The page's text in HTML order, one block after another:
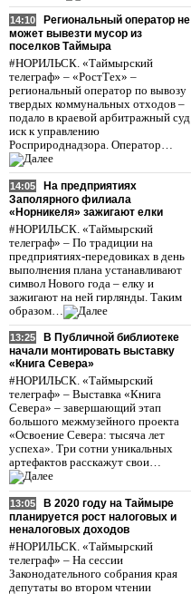
14:10
Региональный оператор не
может вывезти мусор из
поселков Таймыра
#НОРИЛЬСК. «Таймырский
телеграф» – «РостТех» –
региональный оператор по вывозу
твердых коммунальных отходов –
подало в краевой арбитражный суд
иск к управлению
Росприроднадзора. Оператор…
14:05
На предприятиях
Заполярного филиала
«Норникеля» зажигают елки
#НОРИЛЬСК. «Таймырский
телеграф» – По традиции на
предприятиях-передовиках в день
выполнения плана устанавливают
символ Нового года – елку и
зажигают на ней гирлянды. Таким
образом…
13:25
В Публичной библиотеке
начали монтировать выставку
«Книга Севера»
#НОРИЛЬСК. «Таймырский
телеграф» – Выставка «Книга
Севера» – завершающий этап
большого межмузейного проекта
«Освоение Севера: тысяча лет
успеха». Три сотни уникальных
артефактов расскажут свои…
13:05
В 2020 году на Таймыре
планируется рост налоговых и
неналоговых доходов
#НОРИЛЬСК. «Таймырский
телеграф» – На сессии
Законодательного собрания края
депутаты во втором чтении